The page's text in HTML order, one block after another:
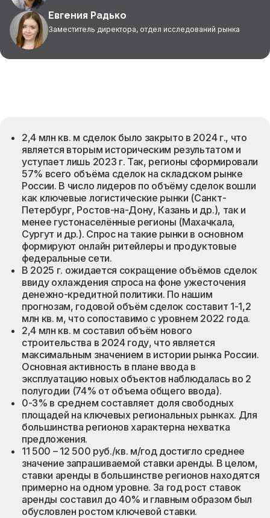
Евгения Радько
Заместитель директора, отдел исследований рынка
2,4 млн кв. м сделок было закрыто в 2024 г., что
является вторым историческим результатом и
уступает лишь 2023 г. Так, регионы сформировали
57% всего объёма сделок на складском рынке
России. В число лидеров по объёму сделок вошли
как ключевые логистические рынки (Санкт-
Петербург, Ростов-на-Дону, Казань и др.), так и
менее густонаселённые регионы (Махачкала,
Сургут и др.). Спрос на такие рынки в основном
формируют онлайн ритейлеры и продуктовые
федеральные сети.
В 2025 г. ожидается сокращение объёмов сделок
ввиду охлаждения спроса на фоне ужесточения
денежно-кредитной политики. По нашим
прогнозам, годовой объём сделок составит 1-1,2
млн кв. м, что сопоставимо с уровнем 2022 года.
2,4 млн кв. м составил объём нового
строительства в 2024 году, что является
максимальным значением в истории рынка России.
Основная активность в плане ввода в
эксплуатацию новых объектов наблюдалась во 2
полугодии (74% от объема общего ввода).
0-3% в среднем составляет доля свободных
площадей на ключевых региональных рынках. Для
большинства регионов характерна нехватка
предложения.
11 500 – 12 500 руб./кв. м/год достигло среднее
значение запрашиваемой ставки аренды. В целом,
ставки аренды в большинстве регионов находятся
примерно на одном уровне. За год рост ставок
аренды составил до 40% и главным образом был
обусловлен ростом ключевой ставки.